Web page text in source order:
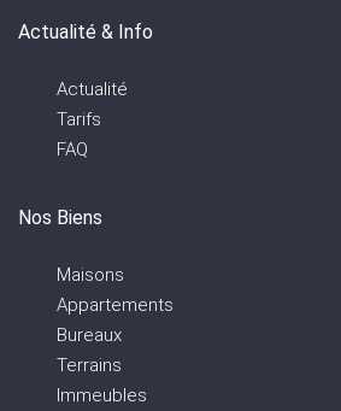
Actualité & Info
Actualité
Tarifs
FAQ
Nos Biens
Maisons
Appartements
Bureaux
Terrains
Immeubles